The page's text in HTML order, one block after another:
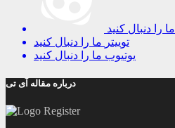
ما را دنبال کنید
توییتر ما را دنبال کنید
یوتیوب ما را دنبال کنید
درباره مقاله آی تی